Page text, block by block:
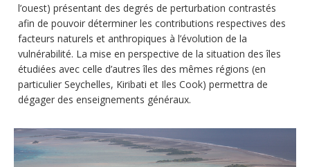
l’ouest) présentant des degrés de perturbation contrastés
afin de pouvoir déterminer les contributions respectives des
facteurs naturels et anthropiques à l’évolution de la
vulnérabilité. La mise en perspective de la situation des îles
étudiées avec celle d’autres îles des mêmes régions (en
particulier Seychelles, Kiribati et Iles Cook) permettra de
dégager des enseignements généraux.